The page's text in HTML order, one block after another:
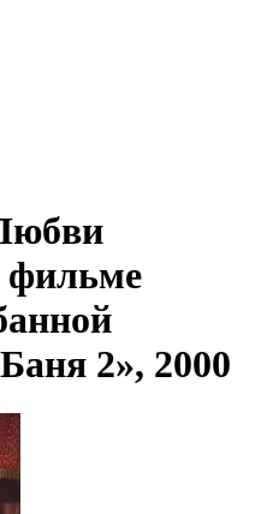
фильме
2», 2000